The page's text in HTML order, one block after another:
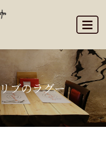
ブのラグー